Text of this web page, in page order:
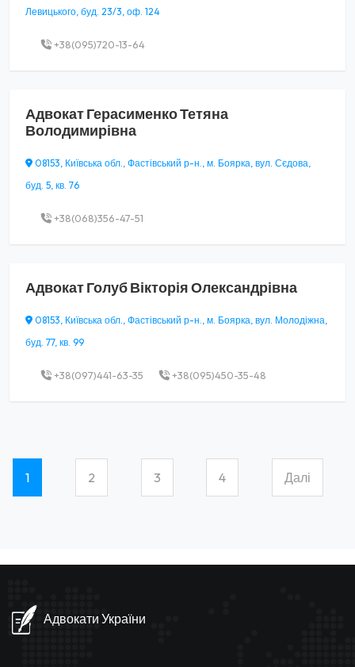
Левицького, буд. 23/3, оф. 124
+38(095)720-13-64
АдвокатГерасименко Тетяна
Володимирівна
08153, Київська обл., Фастівський р-н., м. Боярка, вул. Сєдова,
буд. 5, кв. 76
+38(068)356-47-51
АдвокатГолуб Вікторія Олександрівна
08153, Київська обл., Фастівський р-н., м. Боярка, вул. Молодіжна,
буд. 77, кв. 99
+38(097)441-63-35 +38(095)450-35-48
1
2 3 4 Далі
Адвокати України